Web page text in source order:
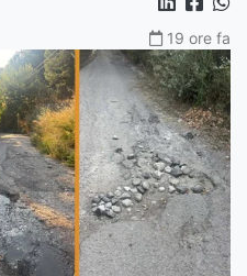
19 ore fa